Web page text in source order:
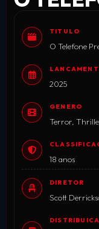
TITULO
O Telefone
2025
GENERO
Terror,
18 anos
DIRETOR
Scott